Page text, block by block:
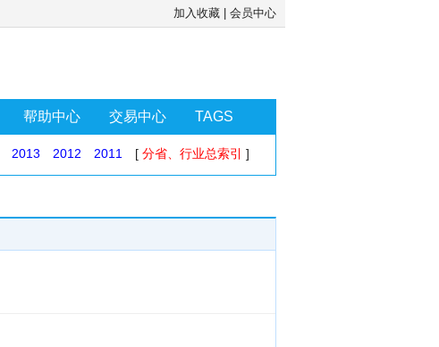
加入收藏 会员中心
帮助中心 交易中心 TAGS
2013 2012 2011 [ 分省、行业总索引 ]